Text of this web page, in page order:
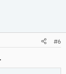
#6